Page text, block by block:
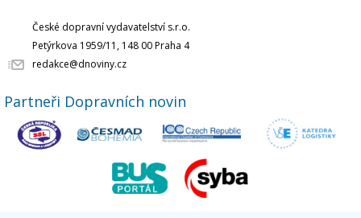
České dopravní vydavatelství s.r.o.
Petýrkova 1959/11, 148 00 Praha 4
redakce@dnoviny.cz
Partneři Dopravních novin